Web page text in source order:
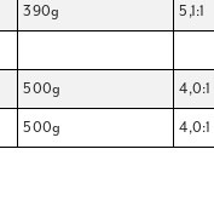
390g 5,1:1
500g 4,0:1
500g 4,0:1